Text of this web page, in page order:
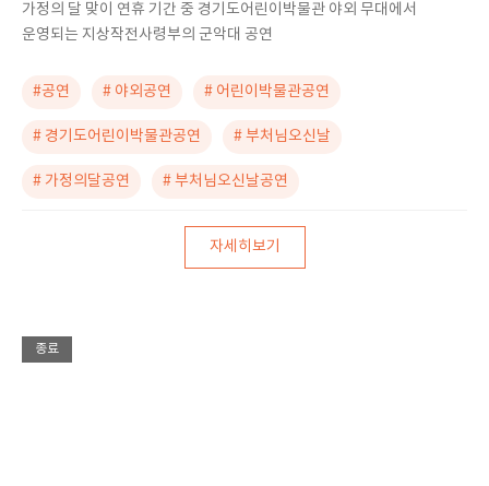
가정의 달 맞이 연휴 기간 중 경기도어린이박물관 야외 무대에서
운영되는 지상작전사령부의 군악대 공연
#공연 # 야외공연 # 어린이박물관공연
# 경기도어린이박물관공연 # 부처님오신날
# 가정의달공연 # 부처님오신날공연
자세히보기
종료